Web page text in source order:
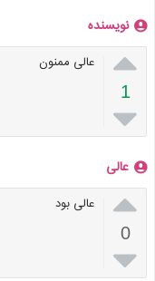
نویسنده

1

عالی ممنون
عالی

0

عالی بود